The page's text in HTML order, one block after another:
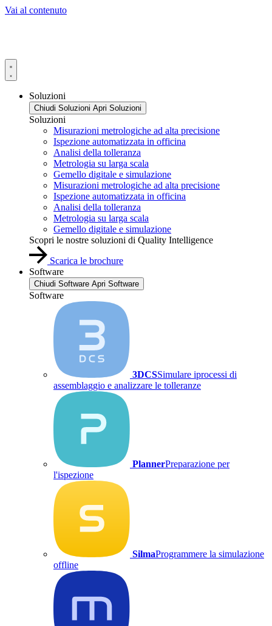
Vai al contenuto
Soluzioni
Chiudi Soluzioni Apri Soluzioni
Soluzioni
Misurazioni metrologiche ad alta precisione
Ispezione automatizzata in officina
Analisi della tolleranza
Metrologia su larga scala
Gemello digitale e simulazione
Misurazioni metrologiche ad alta precisione
Ispezione automatizzata in officina
Analisi della tolleranza
Metrologia su larga scala
Gemello digitale e simulazione
Scopri le nostre soluzioni di Quality Intelligence
Scarica le brochure
Software
Chiudi Software Apri Software
Software
3DCSSimulare iprocessi di
assemblaggio e analizzare le tolleranze
PlannerPreparazione per
l'ispezione
SilmaProgrammere la simulazione
offline